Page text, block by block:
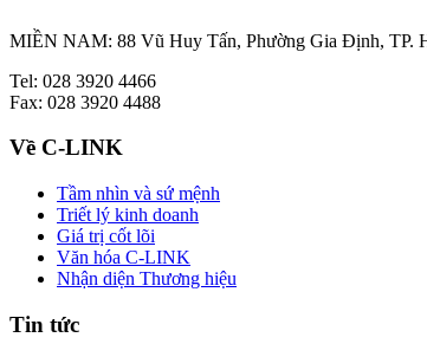
MIỀN NAM: 88 Vũ Huy Tấn, Phường Gia Định, TP.
Tel: 028 3920 4466
Fax: 028 3920 4488
Về C-LINK
Tầm nhìn và sứ mệnh
Triết lý kinh doanh
Giá trị cốt lõi
Văn hóa C-LINK
Nhận diện Thương hiệu
Tin tức